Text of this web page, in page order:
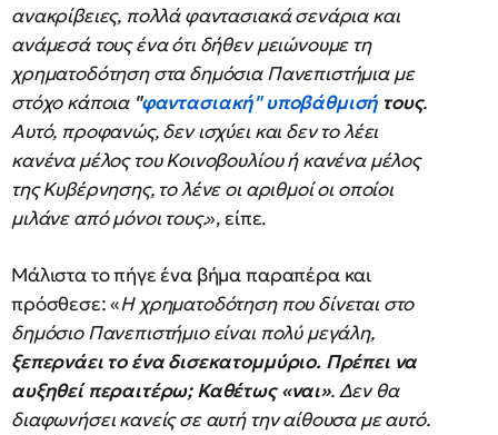
ανακρίβειες, πολλά φαντασιακά σενάρια και
ανάμεσά τους ένα ότι δήθεν μειώνουμε τη
χρηματοδότηση στα δημόσια Πανεπιστήμια με
στόχο κάποια"φαντασιακή" υποβάθμισή τους.
Αυτό, προφανώς, δεν ισχύει και δεν το λέει
κανένα μέλος του Κοινοβουλίου ή κανένα μέλος
της Κυβέρνησης, το λένε οι αριθμοί οι οποίοι
μιλάνε από μόνοι τους.», είπε.
Μάλιστα το πήγε ένα βήμα παραπέρα και
πρόσθεσε: «Η χρηματοδότηση που δίνεται στο
δημόσιο Πανεπιστήμιο είναι πολύ μεγάλη,
ξεπερνάει το ένα δισεκατομμύριο. Πρέπει να
αυξηθεί περαιτέρω; Καθέτως «ναι». Δεν θα
διαφωνήσει κανείς σε αυτή την αίθουσα με αυτό.